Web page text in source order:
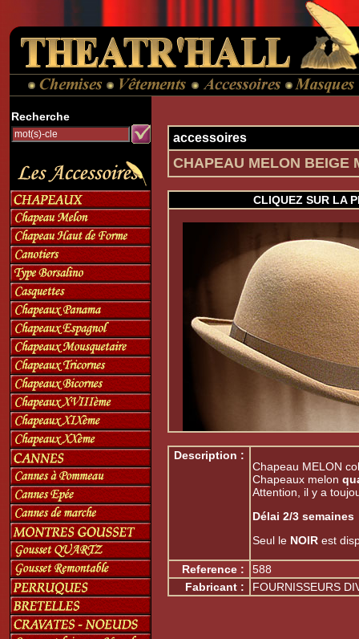
Recherche
accessoires
CHAPEAU MELON BEIGE
CLIQUEZ SUR LA
Description :
Chapeau MELON
Chapeaux melon
Attention, il y a
Délai 2/3 semaines
Seul le NOIR est
Reference :
588
Fabricant :
FOURNISSEURS